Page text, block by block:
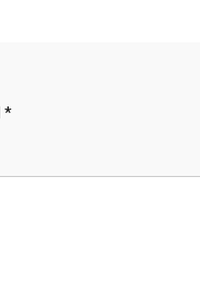
*